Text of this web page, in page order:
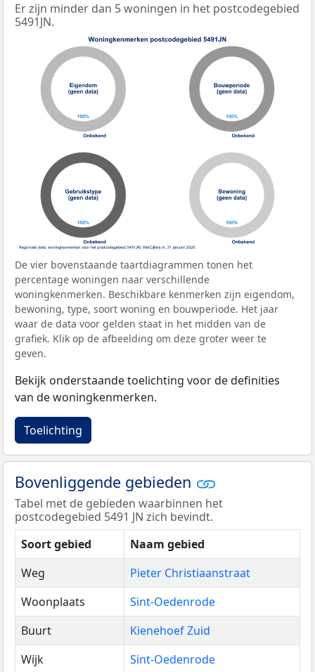
Er zijn minder dan 5 woningen in het postcodegebied
5491JN.
De vier bovenstaande taartdiagrammen tonen het
percentage woningen naar verschillende
woningkenmerken. Beschikbare kenmerken zijn eigendom,
bewoning, type, soort woning en bouwperiode. Het jaar
waar de data voor gelden staat in het midden van de
grafiek. Klik op de afbeelding om deze groter weer te
geven.
Bekijk onderstaande toelichting voor de definities
van de woningkenmerken.
Toelichting
Bovenliggende gebieden
Tabel met de gebieden waarbinnen het
postcodegebied 5491 JN zich bevindt.
Soort gebied
Naam gebied
Weg
Pieter Christiaanstraat
Woonplaats
Sint-Oedenrode
Buurt
Kienehoef Zuid
Wijk
Sint-Oedenrode